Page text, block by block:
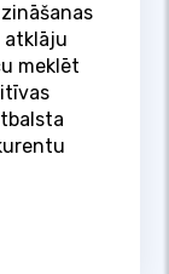
atklāju
meklēt